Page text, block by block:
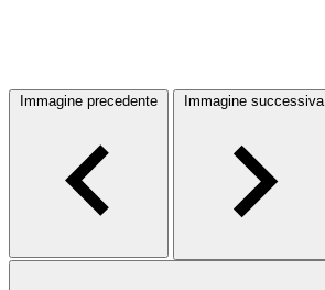
Immagine precedente Immagine successiva